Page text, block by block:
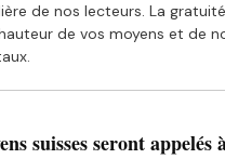
de nos lecteurs. La
de vos moyens et de
suisses seront